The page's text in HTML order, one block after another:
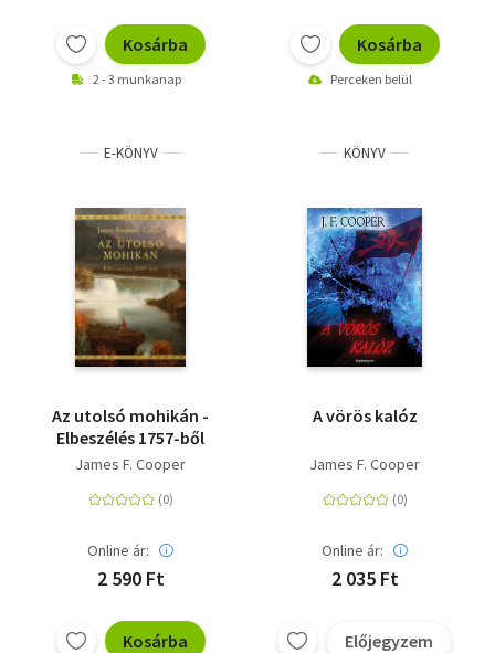
Kosárba
2 - 3 munkanap
Kosárba
Perceken belül
E-KÖNYV
Az utolsó mohikán -
Elbeszélés 1757-ből
James F. Cooper
Online ár:
2 590 Ft
Kosárba
KÖNYV
A vörös kalóz
James F. Cooper
Online ár:
2 035 Ft
Előjegyzem